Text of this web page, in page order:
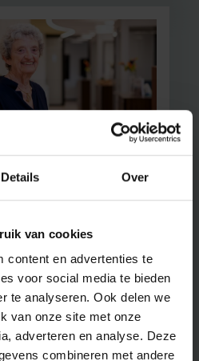
Details Over
van cookies
content en advertenties te
voor social media te bieden
te analyseren. Ook delen we
van onze site met onze
adverteren en analyse. Deze
combineren met andere
16 september 2025
onderzoek, maar blijf
haar naam draagt: de
prijs